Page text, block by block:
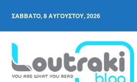
ΣΆΒΒΑΤΟ, 8 ΑΥΓΟΎΣΤΟΥ, 2026